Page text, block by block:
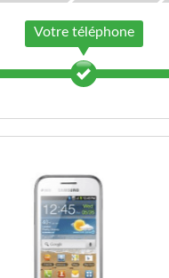
Votre téléphone